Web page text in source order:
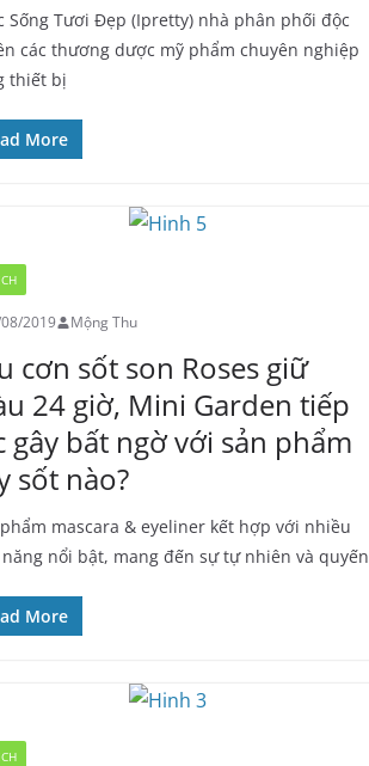
Sống Tươi Đẹp (Ipretty) nhà phân phối độc
các thương dược mỹ phẩm chuyên nghiệp
thiết bị
More
2019 Mộng Thu
cơn sốt son Roses giữ
24 giờ, Mini Garden tiếp
gây bất ngờ với sản phẩm
sốt nào?
mascara & eyeliner kết hợp với nhiều
nổi bật, mang đến sự tự nhiên và quyến
More